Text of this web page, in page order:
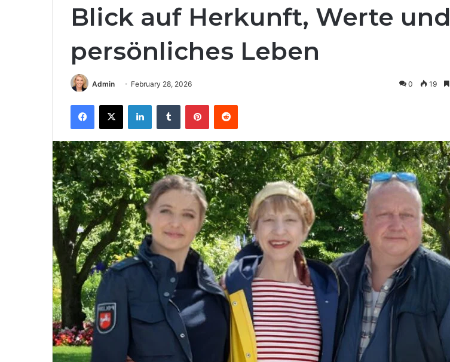
Blick auf Herkunft, Werte und
persönliches Leben
Admin February 28, 2026 0 19
Facebook
X LinkedInTumblr PinterestReddit